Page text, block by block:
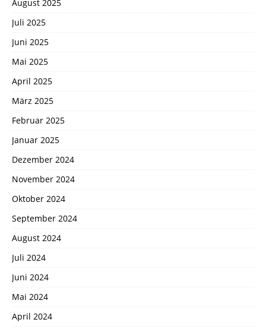
August 2025
Juli 2025
Juni 2025
Mai 2025
April 2025
März 2025
Februar 2025
Januar 2025
Dezember 2024
November 2024
Oktober 2024
September 2024
August 2024
Juli 2024
Juni 2024
Mai 2024
April 2024